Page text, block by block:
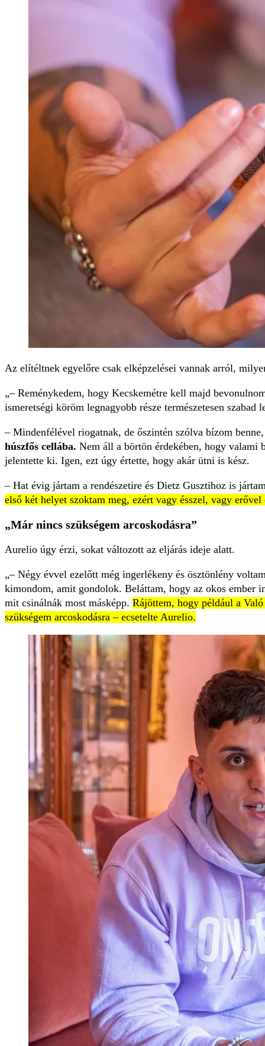
Az elítéltnek egyelőre csak elképzelései vannak arról,
– Reménykedem, hogy Kecskemétre kell majd
ismeretségi köröm legnagyobb része természetesen
– Mindenfélével riogatnak, de őszintén szólva bízom
húszfős cellába. Nem áll a börtön érdekében, hogy valami
jelentette ki. Igen, ezt úgy értette, hogy akár ütni is kész.
– Hat évig jártam a rendészetire és Dietz Gusztihoz is
első két helyet szoktam meg, ezért vagy ésszel, vagy
„Már nincs szükségem arcoskodásra”
Aurelio úgy érzi, sokat változott az eljárás ideje alatt.
– Négy évvel ezelőtt még ingerlékeny és ösztönlény
kimondom, amit gondolok. Beláttam, hogy az okos ember
mit csinálnák most másképp. Rájöttem, hogy például a
szükségem arcoskodásra – ecsetelte Aurelio.